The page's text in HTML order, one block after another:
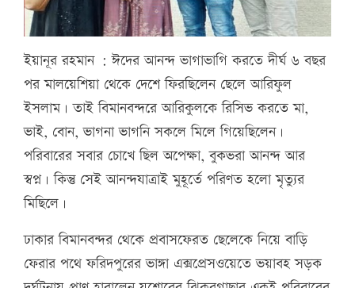
ইয়ানূর রহমান : ঈদের আনন্দ ভাগাভাগি করতে দীর্ঘ ৬ বছর
পর মালয়েশিয়া থেকে দেশে ফিরছিলেন ছেলে আরিফুল
ইসলাম। তাই বিমানবন্দরে আরিকুলকে রিসিভ করতে মা,
ভাই, বোন, ভাগনা ভাগনি সকলে মিলে গিয়েছিলেন।
পরিবারের সবার চোখে ছিল অপেক্ষা, বুকভরা আনন্দ আর
স্বপ্ন। কিন্তু সেই আনন্দযাত্রাই মুহূর্তে পরিণত হলো মৃত্যুর
মিছিলে।
ঢাকার বিমানবন্দর থেকে প্রবাসফেরত ছেলেকে নিয়ে বাড়ি
ফেরার পথে ফরিদপুরের ভাঙ্গা এক্সপ্রেসওয়েতে ভয়াবহ সড়ক